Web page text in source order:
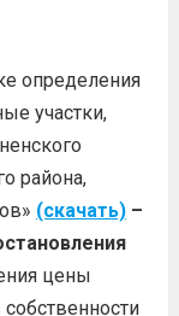
определения
участки,
района,
(скачать)–
цены